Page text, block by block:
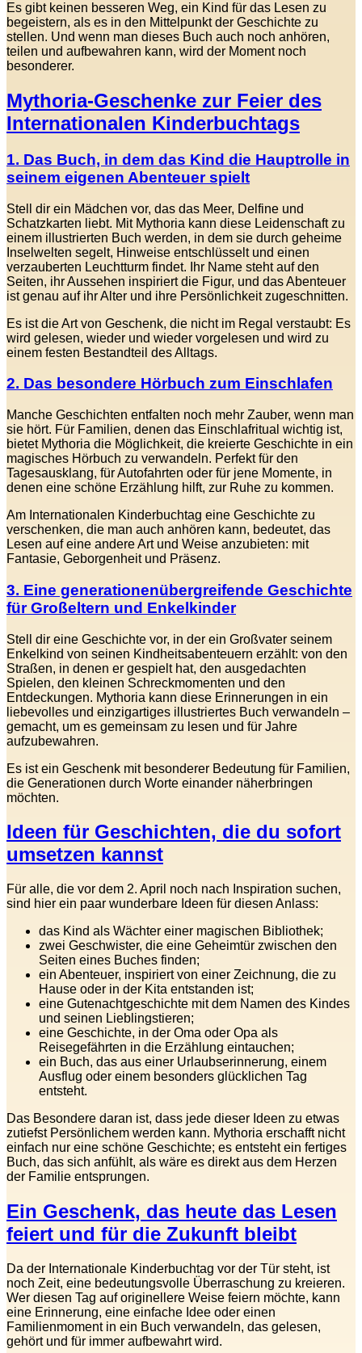
Es gibt keinen besseren Weg, ein Kind für das Lesen zu
begeistern, als es in den Mittelpunkt der Geschichte zu
stellen. Und wenn man dieses Buch auch noch anhören,
teilen und aufbewahren kann, wird der Moment noch
besonderer.
Mythoria-Geschenke zur Feier des
Internationalen Kinderbuchtags
1. Das Buch, in dem das Kind die Hauptrolle in
seinem eigenen Abenteuer spielt
Stell dir ein Mädchen vor, das das Meer, Delfine und
Schatzkarten liebt. Mit Mythoria kann diese Leidenschaft zu
einem illustrierten Buch werden, in dem sie durch geheime
Inselwelten segelt, Hinweise entschlüsselt und einen
verzauberten Leuchtturm findet. Ihr Name steht auf den
Seiten, ihr Aussehen inspiriert die Figur, und das Abenteuer
ist genau auf ihr Alter und ihre Persönlichkeit zugeschnitten.
Es ist die Art von Geschenk, die nicht im Regal verstaubt: Es
wird gelesen, wieder und wieder vorgelesen und wird zu
einem festen Bestandteil des Alltags.
2. Das besondere Hörbuch zum Einschlafen
Manche Geschichten entfalten noch mehr Zauber, wenn man
sie hört. Für Familien, denen das Einschlafritual wichtig ist,
bietet Mythoria die Möglichkeit, die kreierte Geschichte in ein
magisches Hörbuch zu verwandeln. Perfekt für den
Tagesausklang, für Autofahrten oder für jene Momente, in
denen eine schöne Erzählung hilft, zur Ruhe zu kommen.
Am Internationalen Kinderbuchtag eine Geschichte zu
verschenken, die man auch anhören kann, bedeutet, das
Lesen auf eine andere Art und Weise anzubieten: mit
Fantasie, Geborgenheit und Präsenz.
3. Eine generationenübergreifende Geschichte
für Großeltern und Enkelkinder
Stell dir eine Geschichte vor, in der ein Großvater seinem
Enkelkind von seinen Kindheitsabenteuern erzählt: von den
Straßen, in denen er gespielt hat, den ausgedachten
Spielen, den kleinen Schreckmomenten und den
Entdeckungen. Mythoria kann diese Erinnerungen in ein
liebevolles und einzigartiges illustriertes Buch verwandeln –
gemacht, um es gemeinsam zu lesen und für Jahre
aufzubewahren.
Es ist ein Geschenk mit besonderer Bedeutung für Familien,
die Generationen durch Worte einander näherbringen
möchten.
Ideen für Geschichten, die du sofort
umsetzen kannst
Für alle, die vor dem 2. April noch nach Inspiration suchen,
sind hier ein paar wunderbare Ideen für diesen Anlass:
das Kind als Wächter einer magischen Bibliothek;
zwei Geschwister, die eine Geheimtür zwischen den
Seiten eines Buches finden;
ein Abenteuer, inspiriert von einer Zeichnung, die zu
Hause oder in der Kita entstanden ist;
eine Gutenachtgeschichte mit dem Namen des Kindes
und seinen Lieblingstieren;
eine Geschichte, in der Oma oder Opa als
Reisegefährten in die Erzählung eintauchen;
ein Buch, das aus einer Urlaubserinnerung, einem
Ausflug oder einem besonders glücklichen Tag
entsteht.
Das Besondere daran ist, dass jede dieser Ideen zu etwas
zutiefst Persönlichem werden kann. Mythoria erschafft nicht
einfach nur eine schöne Geschichte; es entsteht ein fertiges
Buch, das sich anfühlt, als wäre es direkt aus dem Herzen
der Familie entsprungen.
Ein Geschenk, das heute das Lesen
feiert und für die Zukunft bleibt
Da der Internationale Kinderbuchtag vor der Tür steht, ist
noch Zeit, eine bedeutungsvolle Überraschung zu kreieren.
Wer diesen Tag auf originellere Weise feiern möchte, kann
eine Erinnerung, eine einfache Idee oder einen
Familienmoment in ein Buch verwandeln, das gelesen,
gehört und für immer aufbewahrt wird.